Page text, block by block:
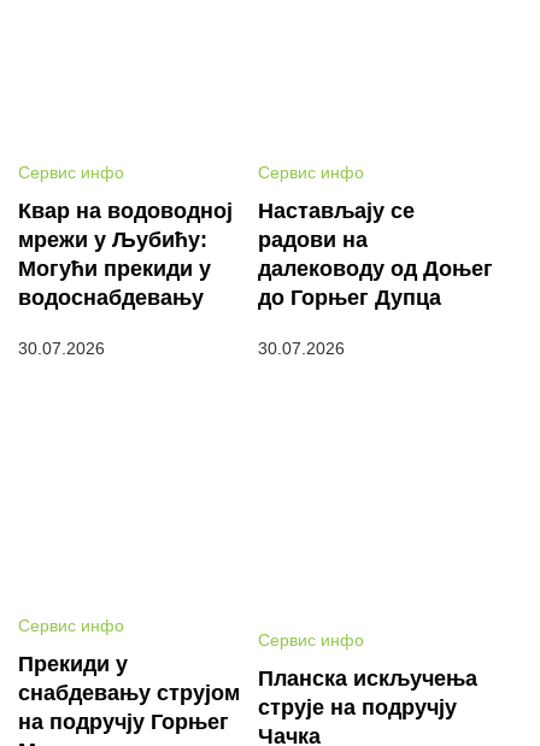
Сервис инфо
Квар на водоводној
мрежи у Љубићу:
Могући прекиди у
водоснабдевању
30.07.2026
Сервис инфо
Настављају се
радови на
далеководу од Доњег
до Горњег Дупца
30.07.2026
Сервис инфо
Прекиди у
снабдевању струјом
на подручју Горњег
Сервис инфо
Планска искључења
струје на подручју
Чачка